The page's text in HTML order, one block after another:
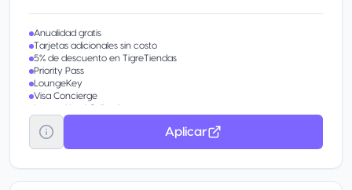
Anualidad gratis
Tarjetas adicionales sin costo
5% de descuento en TigreTiendas
Priority Pass
LoungeKey
Visa Concierge
Luxury Hotel Collection
Transporte gratuito al Aeropuerto CDMX
Meses Sin Intereses
Servicios Visa Infinite
Aplicar